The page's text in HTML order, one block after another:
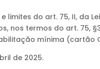
limites do art. 75, II, da Lei
nos termos do art. 75,
mínima (cartão
de 2025.